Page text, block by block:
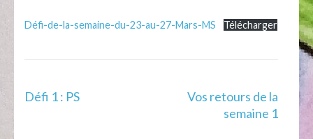
1
Défi-de-la-semaine-du-23-au-27-Mars-MS Télécharger
Navigation
Défi 1 : PS
Vos retours de la
semaine 1